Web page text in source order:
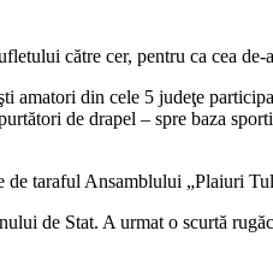
către cer, pentru ca cea
amatori din cele 5 judeţe
de drapel – spre baza
taraful Ansamblului „Plaiuri
de Stat. A urmat o scurtă